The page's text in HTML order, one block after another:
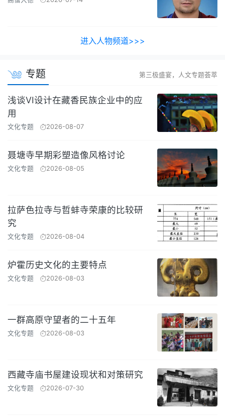
进入人物频道>>>
专题 第三极盛宴，人文专题荟萃
浅谈VI设计在藏香民族企业中的应
用
文化专题 2026-08-07
聂塘寺早期彩塑造像风格讨论
文化专题 2026-08-05
拉萨色拉寺与哲蚌寺荣康的比较研
究
文化专题 2026-08-04
炉霍历史文化的主要特点
文化专题 2026-08-03
一群高原守望者的二十五年
文化专题 2026-08-03
西藏寺庙书屋建设现状和对策研究
文化专题 2026-07-30